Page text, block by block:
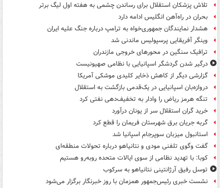
تلاش پزشکان استقلال برای رساندن چشمی به هفته اول لیگ برتر
بحران در راه‌آهن انگلیس ادامه دارد
هشدار نمایندگان جمهوری‌خواه به ترامپ درباره جنگ علیه ایران
وینگر آفریقایی پرسپولیس ماندنی شد
ترافیک سنگین در محورهای خروجی مازندران
درگیر شدن گردشگر اسپانیایی با نظامی صهیونیست
گزارشی دیگر از کاهش ذخایر کلیدی موشکی آمریکا
دروازه‌بان اسپانیایی در یک‌قدمی بازگشت به استقلال
تنگه هرمز ریاض را وادار به تخفیف‌دهی نفتی کرد
خرید گران استقلال سر از یونان درآورد
گربه جریان برق شهرستان فریمان را قطع کرد
استانبول میزبان سوپرجام اسپانیا شد
گفت وگوی تلفنی مودی و نتانیاهو درباره تحولات منطقه‌ای
کوبا: با تهدید نظامی از سوی ایالات متحده روبه‌رو هستیم
توسل رفیق آرژانتینی نتانیاهو به سرکوب
نشست خبری رئیس‌جمهور همزمان با روز خبرنگار برگزار می‌شود